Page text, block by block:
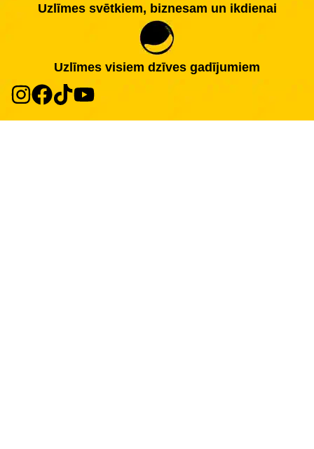
Uzlīmes svētkiem, biznesam un ikdienai
Uzlīmes visiem dzīves gadījumiem